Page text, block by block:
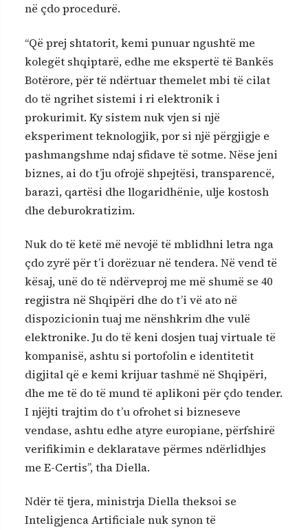
në çdo procedurë.
“Që prej shtatorit, kemi punuar ngushtë me
kolegët shqiptarë, edhe me ekspertë të Bankës
Botërore, për të ndërtuar themelet mbi të cilat
do të ngrihet sistemi i ri elektronik i
prokurimit. Ky sistem nuk vjen si një
eksperiment teknologjik, por si një përgjigje e
pashmangshme ndaj sfidave të sotme. Nëse jeni
biznes, ai do t’ju ofrojë shpejtësi, transparencë,
barazi, qartësi dhe llogaridhënie, ulje kostosh
dhe deburokratizim.
Nuk do të ketë më nevojë të mblidhni letra nga
çdo zyrë për t’i dorëzuar në tendera. Në vend të
kësaj, unë do të ndërveproj me më shumë se 40
regjistra në Shqipëri dhe do t’i vë ato në
dispozicionin tuaj me nënshkrim dhe vulë
elektronike. Ju do të keni dosjen tuaj virtuale të
kompanisë, ashtu si portofolin e identitetit
digjital që e kemi krijuar tashmë në Shqipëri,
dhe me të do të mund të aplikoni për çdo tender.
I njëjti trajtim do t’u ofrohet si bizneseve
vendase, ashtu edhe atyre europiane, përfshirë
verifikimin e deklaratave përmes ndërlidhjes
me E-Certis”, tha Diella.
Ndër të tjera, ministrja Diella theksoi se
Inteligjenca Artificiale nuk synon të